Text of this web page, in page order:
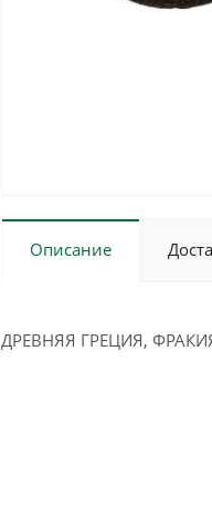
Описание
ДРЕВНЯЯ ГРЕЦИЯ,